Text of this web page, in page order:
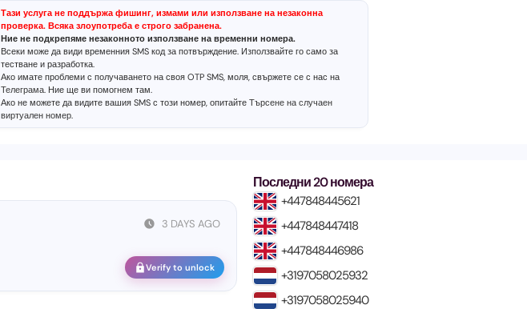
Тази услуга не поддържа фишинг, измами или използване на незаконна
проверка. Всяка злоупотреба е строго забранена.
Ние не подкрепяме незаконното използване на временни номера.
Всеки може да види временния SMS код за потвърждение. Използвайте го само за
тестване и разработка.
Ако имате проблеми с получаването на своя OTP SMS, моля, свържете се с нас на
Телеграма. Ние ще ви помогнем там.
Ако не можете да видите вашия SMS с този номер, опитайте Търсене на случаен
виртуален номер.
3 DAYS AGO
Verify to unlock
Последни 20 номера
+447848445621
+447848447418
+447848446986
+3197058025932
+3197058025940